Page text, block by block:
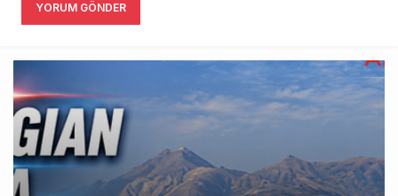
YORUM GÖNDER